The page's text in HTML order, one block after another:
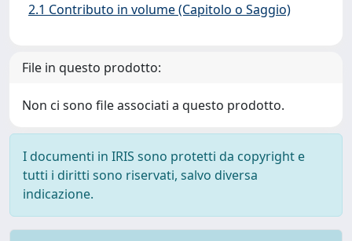
2.1 Contributo in volume (Capitolo o Saggio)
File in questo prodotto:
Non ci sono file associati a questo prodotto.
I documenti in IRIS sono protetti da copyright e
tutti i diritti sono riservati, salvo diversa
indicazione.